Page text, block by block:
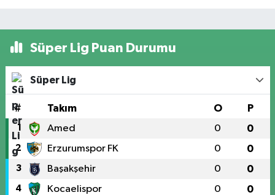
Süper Lig Puan Durumu
Süper Lig
# Takım O P
1 Amed 0 0
2 Erzurumspor FK 0 0
3 Başakşehir 0 0
4 Kocaelispor 0 0